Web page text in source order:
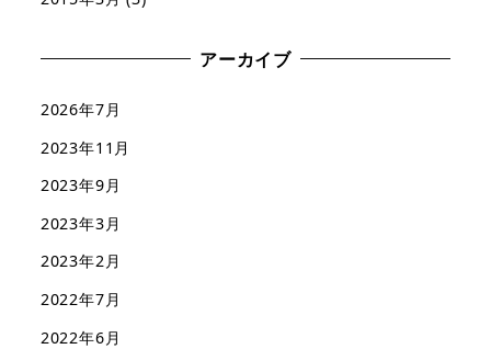
アーカイブ
2026年7月
2023年11月
2023年9月
2023年3月
2023年2月
2022年7月
2022年6月